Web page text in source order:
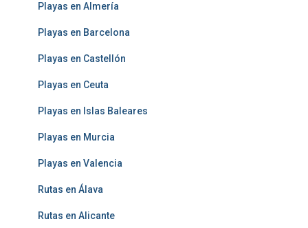
Playas en Almería
Playas en Barcelona
Playas en Castellón
Playas en Ceuta
Playas en Islas Baleares
Playas en Murcia
Playas en Valencia
Rutas en Álava
Rutas en Alicante